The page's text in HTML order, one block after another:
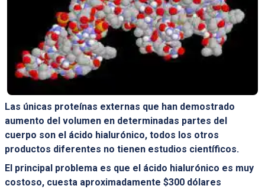
Las únicas proteínas externas que han demostrado
aumento del volumen en determinadas partes del
cuerpo son el ácido hialurónico, todos los otros
productos diferentes no tienen estudios científicos.
El principal problema es que el ácido hialurónico es muy
costoso, cuesta aproximadamente $300 dólares